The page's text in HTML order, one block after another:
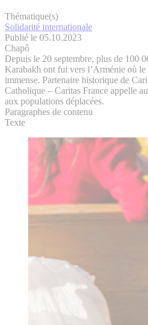
Thématique(s)
Solidarité internationale
Publié le 05.10.2023
Chapô
Depuis le 20 septembre, plus de 100
Karabakh ont fui vers l’Arménie où le
immense. Partenaire historique de
Catholique – Caritas France appelle
aux populations déplacées.
Paragraphes de contenu
Texte